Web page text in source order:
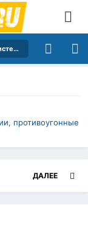
Электрика/Автосигнализации, противоугонные системы и хитрушки
противоугонные
ДАЛЕЕ